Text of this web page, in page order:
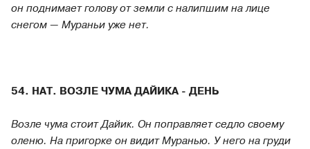
он поднимает голову от земли с налипшим на лице
снегом — Мураньи уже нет.
54. НАТ. ВОЗЛЕ ЧУМА ДАЙИКА - ДЕНЬ
Возле чума стоит Дайик. Он поправляет седло своему
оленю. На пригорке он видит Муранью. У него на груди